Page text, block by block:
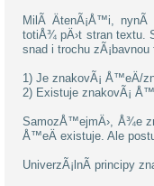
MilÃ­ ÄtenÃ¡Å™i,
totiÅ¾ pÄ›t stran textu.
snad i trochu
1) Je znakovÃ¡ Å™eÄ/
2) Existuje znakovÃ¡
SamozÅ™ejmÄ›, Å¾e
Å™eÄ existuje. Ale
UniverzÃ¡lnÃ­ principy